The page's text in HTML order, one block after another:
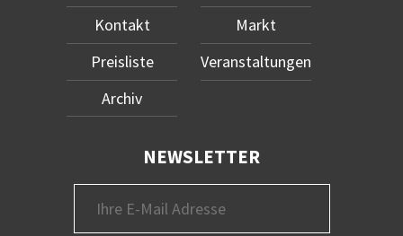
Kontakt
Preisliste
Archiv
Markt
Veranstaltungen
NEWSLETTER